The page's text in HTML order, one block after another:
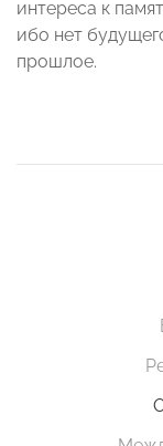
интереса к
ибо нет
прошлое.